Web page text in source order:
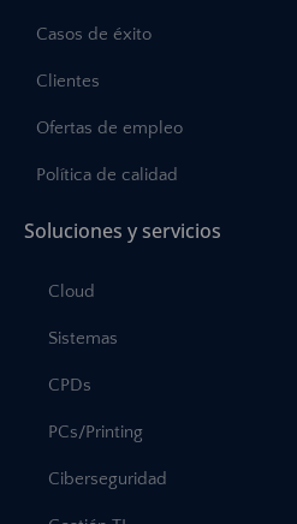
Casos de éxito
Clientes
Ofertas de empleo
Política de calidad
Soluciones y servicios
Cloud
Sistemas
CPDs
PCs/Printing
Ciberseguridad